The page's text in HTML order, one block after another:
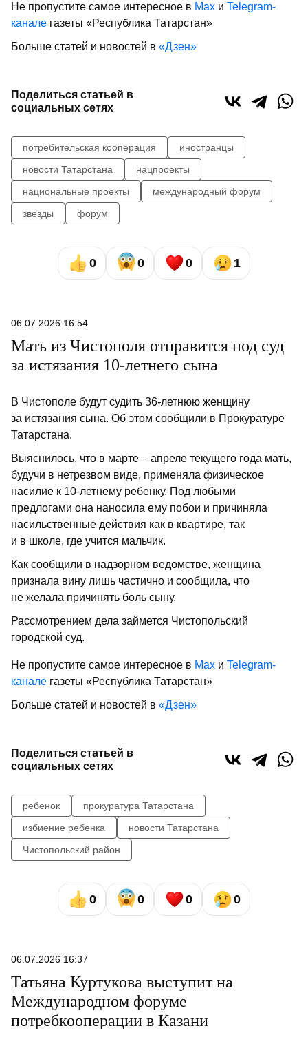
Не пропустите самое интересное в Max и Telegram-
канале газеты «Республика Татарстан»
Больше статей и новостей в «Дзен»
Поделиться статьей в
социальных сетях
потребительская кооперация
иностранцы
новости Татарстана
нацпроекты
национальные проекты
международный форум
звезды
форум
0 0 0 1
06.07.2026 16:54
Мать из Чистополя отправится под суд
за истязания 10-летнего сына
В Чистополе будут судить 36-летнюю женщину
за истязания сына. Об этом сообщили в Прокуратуре
Татарстана.
Выяснилось, что в марте – апреле текущего года мать,
будучи в нетрезвом виде, применяла физическое
насилие к 10-летнему ребенку. Под любыми
предлогами она наносила ему побои и причиняла
насильственные действия как в квартире, так
и в школе, где учится мальчик.
Как сообщили в надзорном ведомстве, женщина
признала вину лишь частично и сообщила, что
не желала причинять боль сыну.
Рассмотрением дела займется Чистопольский
городской суд.
Не пропустите самое интересное в Max и Telegram-
канале газеты «Республика Татарстан»
Больше статей и новостей в «Дзен»
Поделиться статьей в
социальных сетях
ребенок
прокуратура Татарстана
избиение ребенка
новости Татарстана
Чистопольский район
0 0 0 0
06.07.2026 16:37
Татьяна Куртукова выступит на
Международном форуме
потребкооперации в Казани